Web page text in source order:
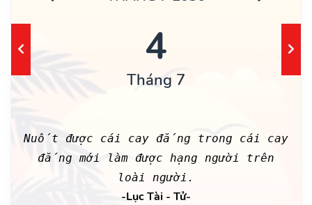
4
Tháng 7
Nuốt được cái cay đắng trong cái cay
đắng mới làm được hạng người trên
loài người.
-Lục Tài - Tử-